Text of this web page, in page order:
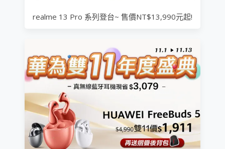
realme 13 Pro 系列登台~ 售價NT$13,990元起!